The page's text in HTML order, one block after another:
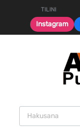
TILINI
Instagram
Products search